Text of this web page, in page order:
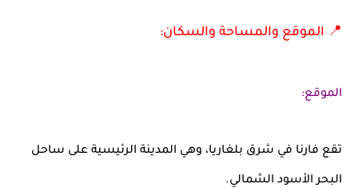
📍 الموقع والمساحة والسكان:
الموقع:
تقع فارنا في شرق بلغاريا، وهي المدينة الرئيسية على ساحل
البحر الأسود الشمالي.